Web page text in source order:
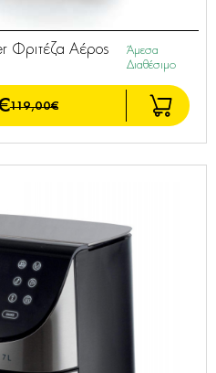
Φριτέζα Αέρος
Άμεσα
Διαθέσιμο
119,00€